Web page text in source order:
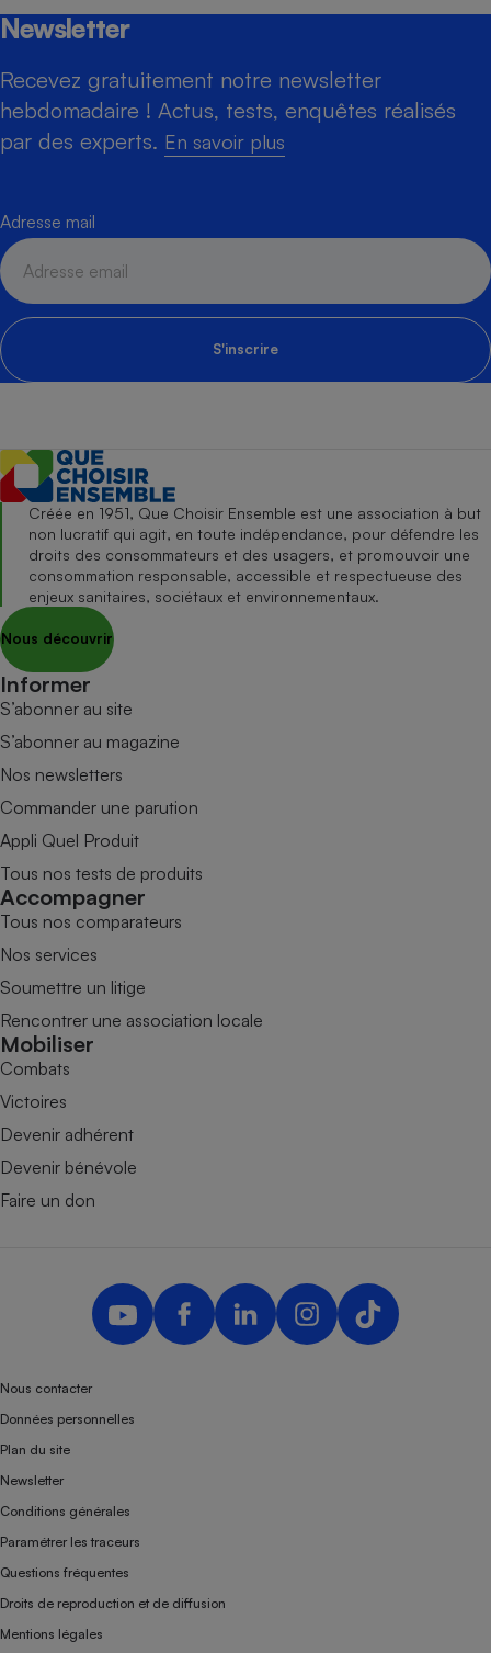
Newsletter
Recevez gratuitement notre newsletter
hebdomadaire ! Actus, tests, enquêtes réalisés
par des experts. En savoir plus
Adresse mail
S'inscrire
Créée en 1951, Que Choisir Ensemble est une association à but
non lucratif qui agit, en toute indépendance, pour défendre les
droits des consommateurs et des usagers, et promouvoir une
consommation responsable, accessible et respectueuse des
enjeux sanitaires, sociétaux et environnementaux.
Nous découvrir
Informer
S’abonner au site
S’abonner au magazine
Nos newsletters
Commander une parution
Appli Quel Produit
Tous nos tests de produits
Accompagner
Tous nos comparateurs
Nos services
Soumettre un litige
Rencontrer une association locale
Mobiliser
Combats
Victoires
Devenir adhérent
Devenir bénévole
Faire un don
Nous contacter
Données personnelles
Plan du site
Newsletter
Conditions générales
Paramétrer les traceurs
Questions fréquentes
Droits de reproduction et de diffusion
Mentions légales